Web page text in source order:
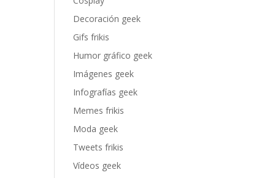
Decoración geek
Gifs frikis
Humor gráfico geek
Imágenes geek
Infografías geek
Memes frikis
Moda geek
Tweets frikis
Vídeos geek